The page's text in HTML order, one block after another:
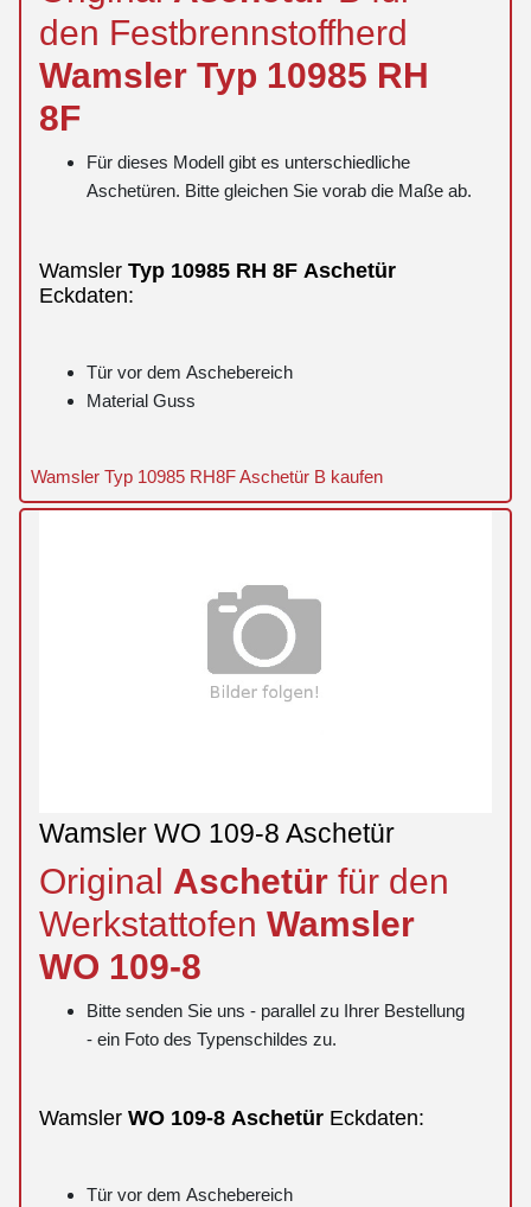
den Festbrennstoffherd
Wamsler Typ 10985 RH
8F
Für dieses Modell gibt es unterschiedliche
Aschetüren. Bitte gleichen Sie vorab die Maße ab.
Wamsler Typ 10985 RH 8F Aschetür
Eckdaten:
Tür vor dem Aschebereich
Material Guss
Wamsler Typ 10985 RH8F Aschetür B kaufen
Wamsler WO 109-8 Aschetür
Original Aschetür für den
Werkstattofen Wamsler
WO 109-8
Bitte senden Sie uns - parallel zu Ihrer Bestellung
- ein Foto des Typenschildes zu.
Wamsler WO 109-8 Aschetür Eckdaten:
Tür vor dem Aschebereich